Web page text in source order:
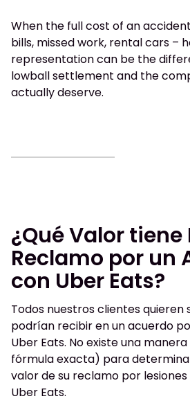
When the full cost of an
bills, missed work, rental cars –
representation can be the
lowball settlement and the
actually deserve.
¿Qué Valor tiene
Reclamo por un
con Uber Eats?
Todos nuestros clientes
podrían recibir en un acuerdo
Uber Eats. No existe una
fórmula exacta) para
valor de su reclamo por
Uber Eats.